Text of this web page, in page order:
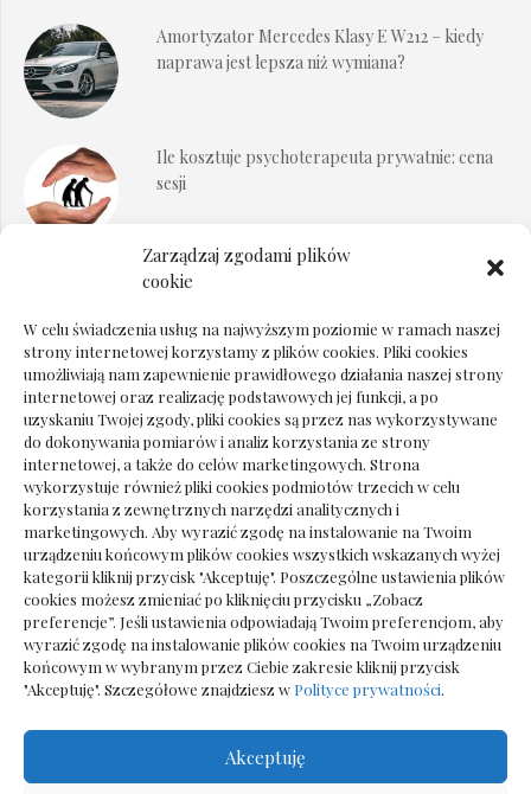
Zarządzaj zgodami plików
cookie
W celu świadczenia usług na najwyższym poziomie w ramach naszej
strony internetowej korzystamy z plików cookies. Pliki cookies
umożliwiają nam zapewnienie prawidłowego działania naszej strony
internetowej oraz realizację podstawowych jej funkcji, a po
uzyskaniu Twojej zgody, pliki cookies są przez nas wykorzystywane
do dokonywania pomiarów i analiz korzystania ze strony
internetowej, a także do celów marketingowych. Strona
wykorzystuje również pliki cookies podmiotów trzecich w celu
korzystania z zewnętrznych narzędzi analitycznych i
marketingowych. Aby wyrazić zgodę na instalowanie na Twoim
urządzeniu końcowym plików cookies wszystkich wskazanych wyżej
kategorii kliknij przycisk "Akceptuję". Poszczególne ustawienia plików
cookies możesz zmieniać po kliknięciu przycisku „Zobacz
preferencje”. Jeśli ustawienia odpowiadają Twoim preferencjom, aby
wyrazić zgodę na instalowanie plików cookies na Twoim urządzeniu
końcowym w wybranym przez Ciebie zakresie kliknij przycisk
"Akceptuję". Szczegółowe znajdziesz w Polityce prywatności.
Akceptuję
Amortyzator Mercedes Klasy E W212 – kiedy
naprawa jest lepsza niż wymiana?
Ile kosztuje psychoterapeuta prywatnie: cena
sesji
Dokumenty do odbioru przy zmianie biura
Deska podłogowa do salonu: jak wybrać bez
pośpiechu